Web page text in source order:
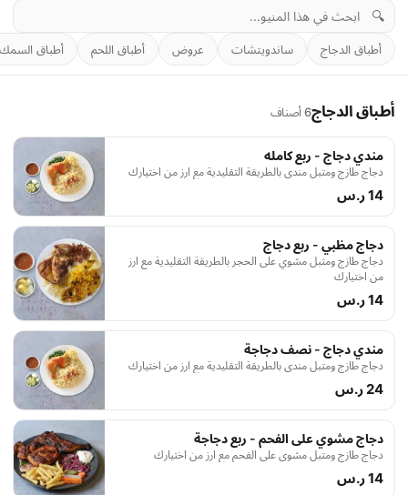
🔍
أطباق الدجاج ساندويتشات عروض أطباق اللحم أطباق السمك
أطباق الدجاج6 أصناف
مندي دجاج - ربع كامله
دجاج طازج ومتبل مندي بالطريقة التقليدية مع ارز من اختيارك
14 ر.س
دجاج مظبي - ربع دجاج
دجاج طازج ومتبل مشوي على الحجر بالطريقة التقليدية مع ارز
من اختيارك
14 ر.س
مندي دجاج - نصف دجاجة
دجاج طازج ومتبل مندي بالطريقة التقليدية مع ارز من اختيارك
24 ر.س
دجاج مشوي على الفحم - ربع دجاجة
دجاج طازج ومتبل مشوي على الفحم مع ارز من اختيارك
14 ر.س